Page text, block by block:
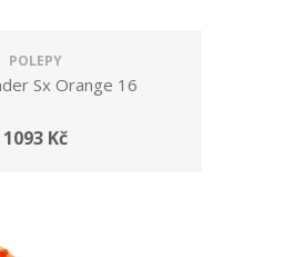
POLEPY
Sx Orange 16
1093 Kč